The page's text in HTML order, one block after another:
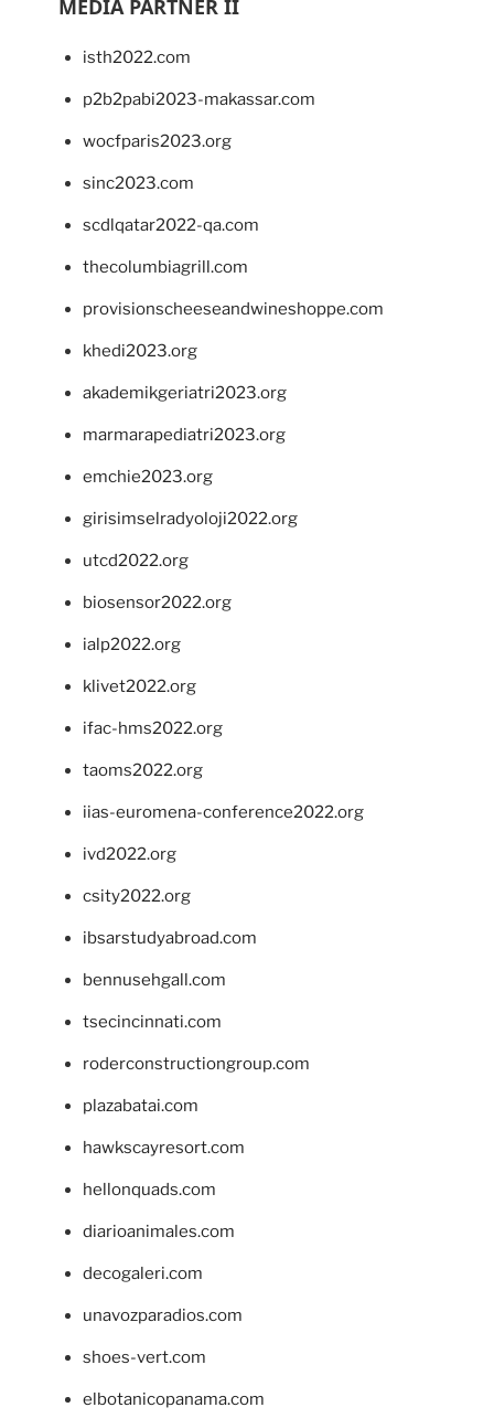
MEDIA PARTNER II
isth2022.com
p2b2pabi2023-makassar.com
wocfparis2023.org
sinc2023.com
scdlqatar2022-qa.com
thecolumbiagrill.com
provisionscheeseandwineshoppe.com
khedi2023.org
akademikgeriatri2023.org
marmarapediatri2023.org
emchie2023.org
girisimselradyoloji2022.org
utcd2022.org
biosensor2022.org
ialp2022.org
klivet2022.org
ifac-hms2022.org
taoms2022.org
iias-euromena-conference2022.org
ivd2022.org
csity2022.org
ibsarstudyabroad.com
bennusehgall.com
tsecincinnati.com
roderconstructiongroup.com
plazabatai.com
hawkscayresort.com
hellonquads.com
diarioanimales.com
decogaleri.com
unavozparadios.com
shoes-vert.com
elbotanicopanama.com